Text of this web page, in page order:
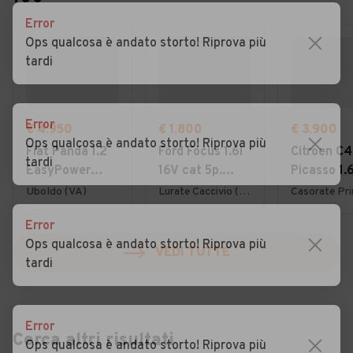
€ 4.950
Fiat Panda 1.2
EasyPower
Lounge
Uboldo (VA)
€ 1.800
Ford Focus 1.6i
16V cat 5p.
Ambiente
Lurate Caccivio (CO)
€ 3.900
Citroen C4
Picasso
7posti
VEDI TUTTE
Cerca altri risultati
Error
Ops qualcosa è andato storto! Riprova più
tardi
Error
Ops qualcosa è andato storto! Riprova più
tardi
Error
Ops qualcosa è andato storto! Riprova più
tardi
Error
Ops qualcosa è andato storto! Riprova più